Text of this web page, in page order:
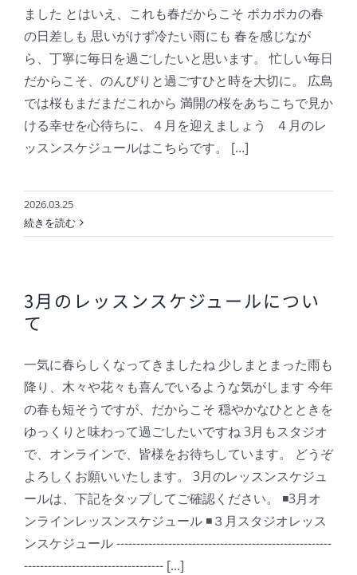
ました とはいえ、これも春だからこそ ポカポカの春
の日差しも 思いがけず冷たい雨にも 春を感じなが
ら、丁寧に毎日を過ごしたいと思います。 忙しい毎日
だからこそ、のんびりと過ごすひと時を大切に。 広島
では桜もまだまだこれから 満開の桜をあちこちで見か
ける幸せを心待ちに、４月を迎えましょう ４月のレ
ッスンスケジュールはこちらです。 [...]
2026.03.25
続きを読む
3月のレッスンスケジュールについ
て
一気に春らしくなってきましたね 少しまとまった雨も
降り、木々や花々も喜んでいるような気がします 今年
の春も短そうですが、だからこそ 穏やかなひとときを
ゆっくりと味わって過ごしたいですね 3月もスタジオ
で、オンラインで、皆様をお待ちしています。 どうぞ
よろしくお願いいたします。 3月のレッスンスケジュ
ールは、下記をタップしてご確認ください。 ◾️3月オ
ンラインレッスンスケジュール ◾️３月スタジオレッス
ンスケジュール ------------------------------------------------------
----------------------------------- [...]